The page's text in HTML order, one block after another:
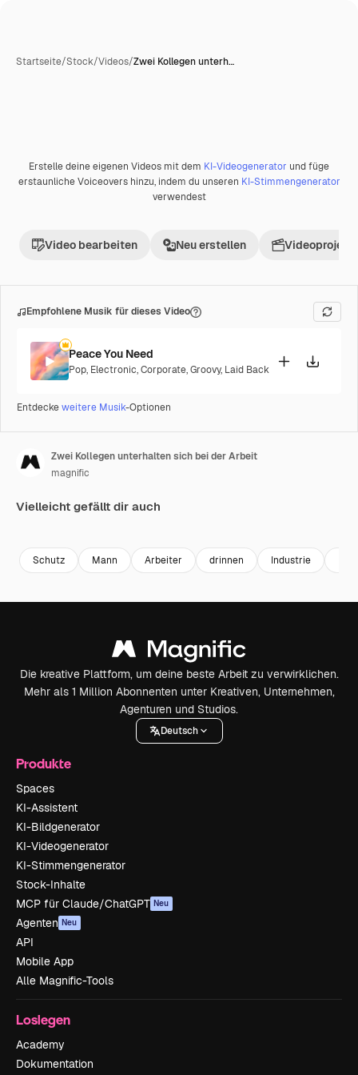
Startseite/Stock/Videos/Zwei Kollegen unterh…
Erstelle deine eigenen Videos mit dem KI-Videogenerator und füge
erstaunliche Voiceovers hinzu, indem du unseren KI-Stimmengenerator
verwendest
Video bearbeiten Neu erstellen Videoprojekt
Empfohlene Musik für dieses Video
Peace You Need
Pop, Electronic,Corporate,Groovy, Laid Back
Entdeckeweitere Musik-Optionen
Zwei Kollegen unterhalten sich bei der Arbeit
magnific
Vielleicht gefällt dir auch
Schutz Mann Arbeiter drinnen Industrie
Die kreative Plattform, um deine beste Arbeit zu verwirklichen.
Mehr als 1 Million Abonnenten unter Kreativen, Unternehmen,
Agenturen und Studios.
Deutsch
Produkte
Spaces
KI-Assistent
KI-Bildgenerator
KI-Videogenerator
KI-Stimmengenerator
Stock-Inhalte
MCP für Claude/ChatGPT Neu
Agenten Neu
API
Mobile App
Alle Magnific-Tools
Loslegen
Academy
Dokumentation